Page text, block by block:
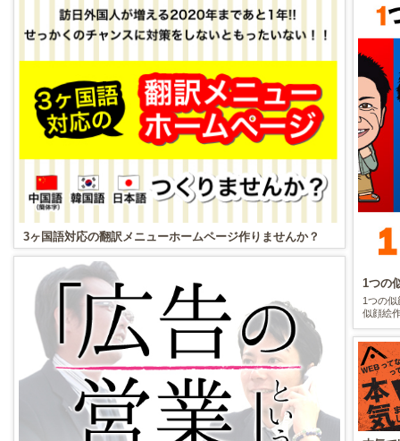
3ヶ国語対応の翻訳メニューホームページ作りませんか？
1つの
1つの
似顔絵